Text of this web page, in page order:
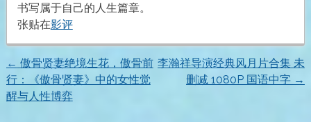
书写属于自己的人生篇章。
张贴在影评
文
章
← 傲骨贤妻绝境生花，傲骨前
行：《傲骨贤妻》中的女性觉
醒与人性博弈
李瀚祥导演经典风月片合集 未
删减 1080P 国语中字 →